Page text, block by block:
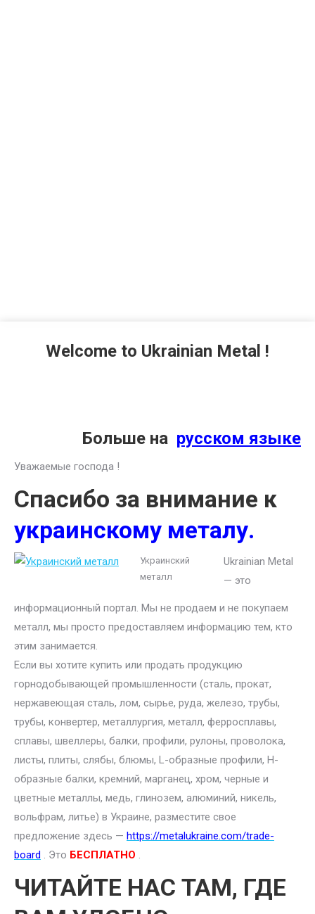
Welcome to Ukrainian Metal !
Больше на русском языке
Уважаемые господа !
Спасибо за внимание к
украинскому металу.
Украинский
металл
Ukrainian Metal
— это
информационный портал. Мы не продаем и не покупаем
металл, мы просто предоставляем информацию тем, кто
этим занимается.
Если вы хотите купить или продать продукцию
горнодобывающей промышленности (сталь, прокат,
нержавеющая сталь, лом, сырье, руда, железо, трубы,
трубы, конвертер, металлургия, металл, ферросплавы,
сплавы, швеллеры, балки, профили, рулоны, проволока,
листы, плиты, слябы, блюмы, L-образные профили, H-
образные балки, кремний, марганец, хром, черные и
цветные металлы, медь, глинозем, алюминий, никель,
вольфрам, литье) в Украине, разместите свое
предложение здесь — https://metalukraine.com/trade-
board . Это БЕСПЛАТНО .
ЧИТАЙТЕ НАС ТАМ, ГДЕ